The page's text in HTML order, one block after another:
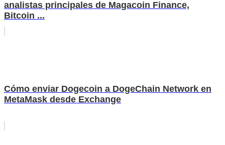
analistas principales de Magacoin Finance,
Bitcoin ...
Cómo enviar Dogecoin a DogeChain Network en
MetaMask desde Exchange